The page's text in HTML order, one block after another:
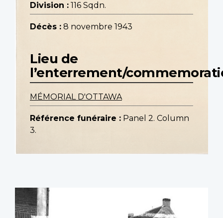
Division : 116 Sqdn.
Décès : 8 novembre 1943
Lieu de
l’enterrement/
MÉMORIAL D'OTTAWA
Référence funéraire : Panel 2. Column
3.